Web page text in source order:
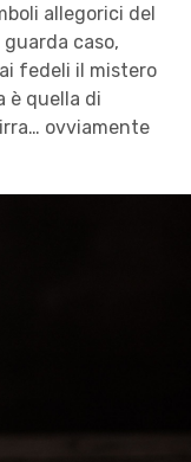
allegorici del
caso,
fedeli il mistero
è quella di
ovviamente